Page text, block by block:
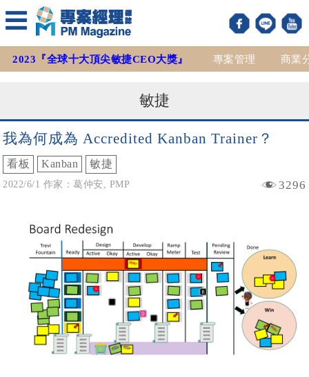
2023『全球十大頂尖敏捷CEO大獎』 專案管理 商業
敏捷
我為何成為 Accredited Kanban Trainer？
看板 Kanban 敏捷
2022/6/1 作家：葛仲安, PMP 3296